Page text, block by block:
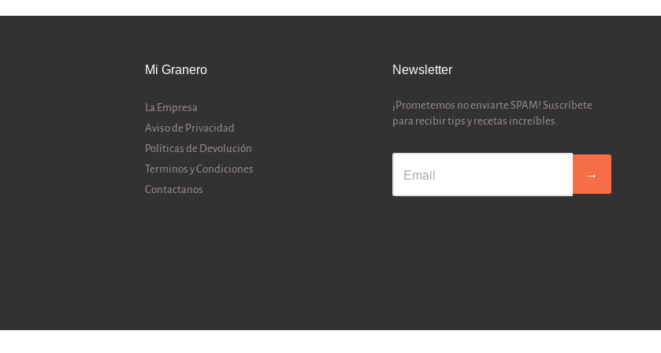
Mi Granero
La Empresa
Aviso de Privacidad
Políticas de Devolución
Terminos y Condiciones
Contactanos
Newsletter
¡Prometemos no enviarte SPAM! Suscríbete
para recibir tips y recetas increíbles.
→